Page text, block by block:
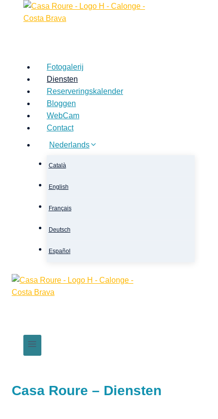
Fotogalerij
Diensten
Reserveringskalender
Bloggen
WebCam
Contact
Nederlands
Català
English
Français
Deutsch
Español
Casa Roure – Diensten